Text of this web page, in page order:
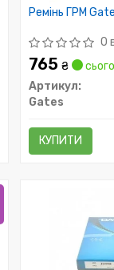
Ремінь ГРМ
0
765₴
Артикул:
Gates
КУПИТИ